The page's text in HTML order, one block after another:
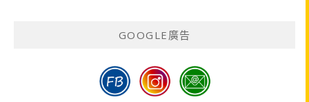
GOOGLE廣告